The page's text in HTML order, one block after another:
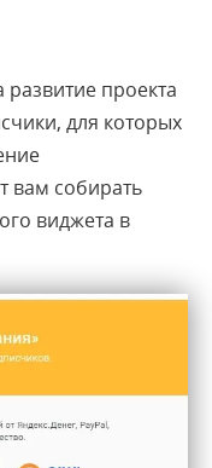
развитие проекта
для которых
вам собирать
виджета в